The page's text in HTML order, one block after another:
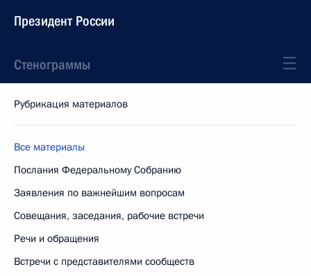
Президент России
Стенограммы
Рубрикация материалов
Все материалы
Послания Федеральному Собранию
Заявления по важнейшим вопросам
Совещания, заседания, рабочие встречи
Речи и обращения
Встречи с представителями сообществ